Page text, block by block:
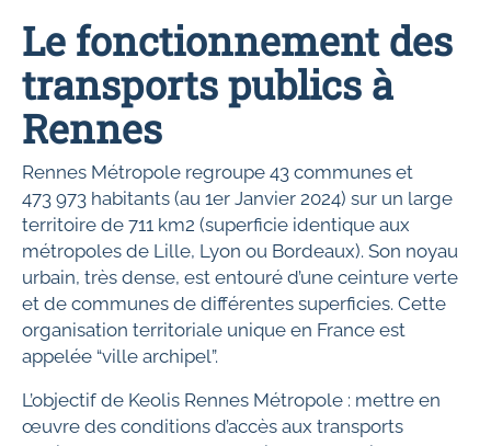
Le fonctionnement des
transports publics à
Rennes
Rennes Métropole regroupe 43 communes et
473 973 habitants (au 1er Janvier 2024) sur un large
territoire de 711 km2 (superficie identique aux
métropoles de Lille, Lyon ou Bordeaux). Son noyau
urbain, très dense, est entouré d’une ceinture verte
et de communes de différentes superficies. Cette
organisation territoriale unique en France est
appelée “ville archipel”.
L’objectif de Keolis Rennes Métropole : mettre en
œuvre des conditions d’accès aux transports